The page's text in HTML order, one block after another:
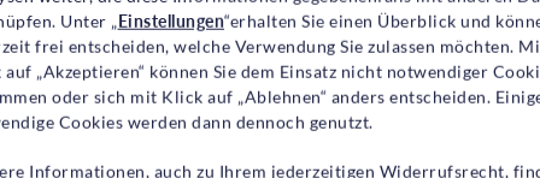
Unter „Einstellungen“erhalten Sie einen Überblick und
frei entscheiden, welche Verwendung Sie zulassen möchten.
„Akzeptieren“ können Sie dem Einsatz nicht notwendiger
oder sich mit Klick auf „Ablehnen“ anders entscheiden.
Cookies werden dann dennoch genutzt.
Informationen, auch zu Ihrem jederzeitigen Widerrufsrecht,